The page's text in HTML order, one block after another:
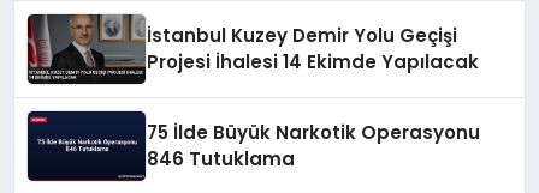
İstanbul Kuzey Demir Yolu Geçişi
Projesi İhalesi 14 Ekimde Yapılacak
75 İlde Büyük Narkotik Operasyonu
846 Tutuklama